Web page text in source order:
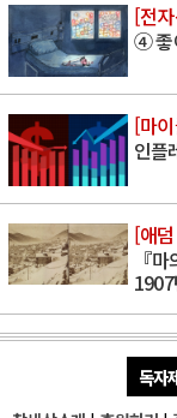
[전
④ 좋
[마
인플
[애
『
독자